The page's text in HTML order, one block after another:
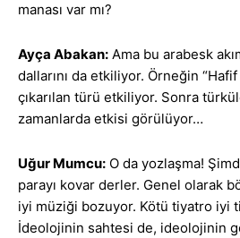
manası var mı?
Ayça Abakan: Ama bu arabesk
dallarını da etkiliyor. Örneğin
çıkarılan türü etkiliyor. Sonra
zamanlarda etkisi görülüyor…
Uğur Mumcu: O da yozlaşma!
parayı kovar derler. Genel olarak
iyi müziği bozuyor. Kötü tiyatro iyi
İdeolojinin sahtesi de, ideolojinin